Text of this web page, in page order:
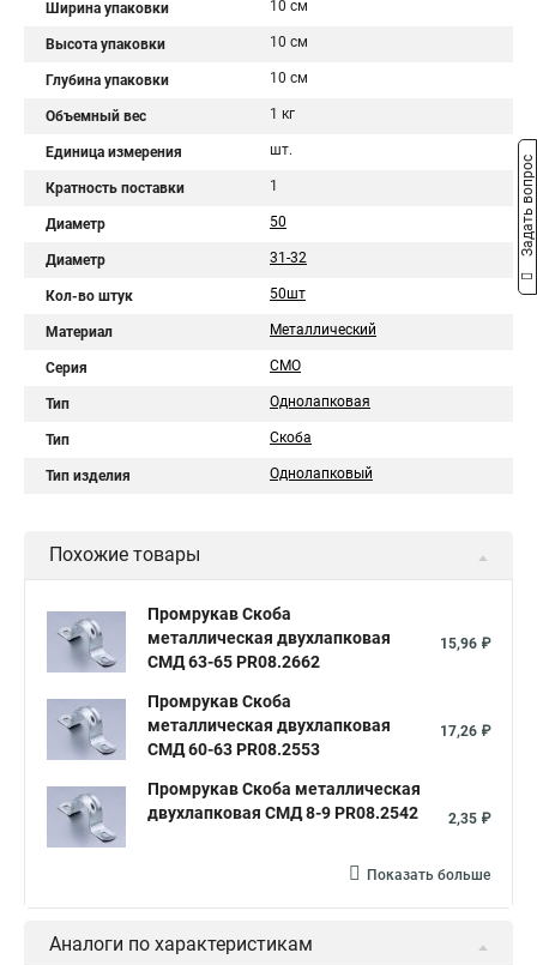
Ширина упаковки 10 см
Высота упаковки 10 см
Глубина упаковки 10 см
Объемный вес 1 кг
Единица измерения шт.
Кратность поставки 1
Диаметр 50
Диаметр 31-32
Кол-во штук 50шт
Материал Металлический
Серия СМО
Тип Однолапковая
Тип Скоба
Тип изделия Однолапковый
Похожие товары
Промрукав Скоба
металлическая двухлапковая
СМД 63-65 PR08.2662
15,96 ₽
Промрукав Скоба
металлическая двухлапковая
СМД 60-63 PR08.2553
17,26 ₽
Промрукав Скоба металлическая
двухлапковая СМД 8-9 PR08.2542
2,35 ₽
Показать больше
Аналоги по характеристикам
Задать вопрос